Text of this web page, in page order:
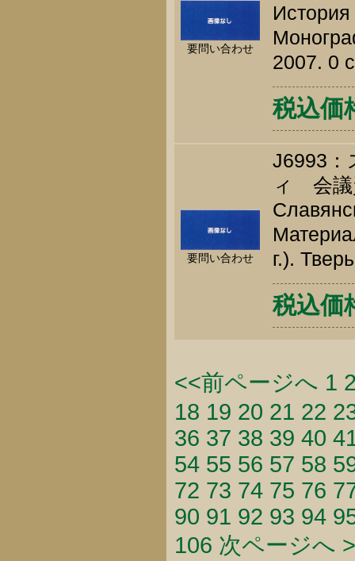
要問い合わせ
История
2007. 0
税込価
要問い合わせ
J6993
ィ 会議
г.).
税込価
<<前ページへ 1
18 19 20 21 22
36 37 38 39 40
54 55 56 57 58
72 73 74 75 76
90 91 92 93 94
106 次ページへ